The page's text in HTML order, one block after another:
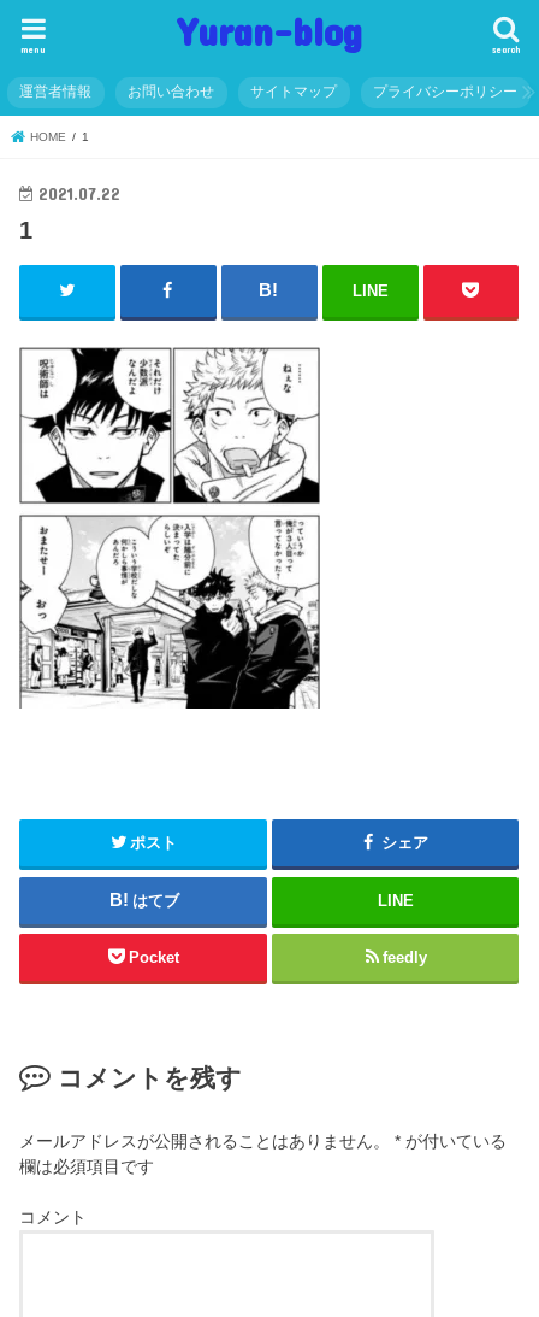
Yuran-blog search
menu
運営者情報 お問い合わせ サイトマップ プライバシーポリシー
HOME 1
2021.07.22
1
LINE
ポスト シェア
はてブ LINE
Pocket feedly
コメントを残す
メールアドレスが公開されることはありません。 * が付いている
欄は必須項目です
コメント